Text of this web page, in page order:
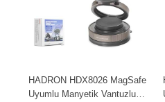
HADRON HDX8026 MagSafe
Uyumlu Manyetik Vantuzlu